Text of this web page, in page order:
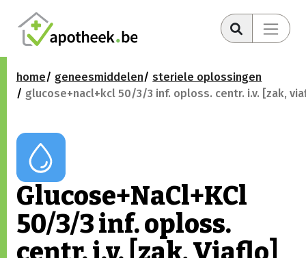
home geneesmiddelen
steriele oplossingen
glucose+nacl+kcl 50/3/3 inf. oploss. centr. i.v. [zak,
Glucose+NaCl+KCl
50/3/3 inf. oploss.